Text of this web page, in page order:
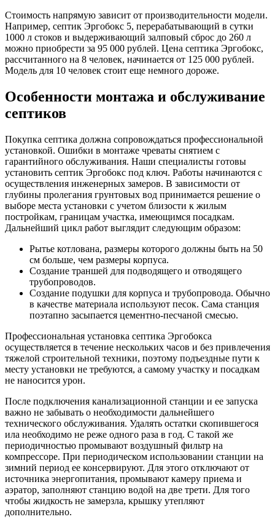
Стоимость напрямую зависит от производительности модели.
Например, септик Эргобокс 5, перерабатывающий в сутки
1000 л стоков и выдерживающий залповый сброс до 260 л
можно приобрести за 95 000 рублей. Цена септика Эргобокс,
рассчитанного на 8 человек, начинается от 125 000 рублей.
Модель для 10 человек стоит еще немного дороже.
Особенности монтажа и обслуживание
септиков
Покупка септика должна сопровождаться профессиональной
установкой. Ошибки в монтаже чреваты снятием с
гарантийного обслуживания. Наши специалисты готовы
установить септик Эргобокс под ключ. Работы начинаются с
осуществления инженерных замеров. В зависимости от
глубины пролегания грунтовых вод принимается решение о
выборе места установки с учетом близости к жилым
постройкам, границам участка, имеющимся посадкам.
Дальнейший цикл работ выглядит следующим образом:
Рытье котлована, размеры которого должны быть на 50
см больше, чем размеры корпуса.
Создание траншей для подводящего и отводящего
трубопроводов.
Создание подушки для корпуса и трубопровода. Обычно
в качестве материала используют песок. Сама станция
поэтапно засыпается цементно-песчаной смесью.
Профессиональная установка септика Эргобокса
осуществляется в течение нескольких часов и без привлечения
тяжелой строительной техники, поэтому подъездные пути к
месту установки не требуются, а самому участку и посадкам
не наносится урон.
После подключения канализационной станции и ее запуска
важно не забывать о необходимости дальнейшего
технического обслуживания. Удалять остатки скопившегося
ила необходимо не реже одного раза в год. С такой же
периодичностью промывают воздушный фильтр на
компрессоре. При периодическом использовании станции на
зимний период ее консервируют. Для этого отключают от
источника энергопитания, промывают камеру приема и
аэратор, заполняют станцию водой на две трети. Для того
чтобы жидкость не замерзла, крышку утепляют
дополнительно.